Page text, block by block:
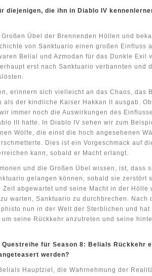
diejenigen, die ihn in Diablo IV
Übel der Brennenden Höllen und
von Sanktuario einen großen Einfluss
Belial und Azmodan für das Dunkle Exil
erst nach Sanktuario verbannten und
erinnern sich vielleicht an das Chaos, das
der kindliche Kaiser Hakkan II ausgab.
immer noch die Auswirkungen des
III hatte. In Diablo IV sehen wir zum
Wölfe, die einst die hoch angesehenen
Dies ist ein Vorgeschmack auf
kann, sobald er Macht erlangt.
und die Großen Übel wissen, ist, dass
gelangen können, sobald sie zerstört
abgewartet und seine Macht in der Hölle
warten, Sanktuario zu durchbrechen. Nach
nun in der Welt der Sterblichen und hat
seine Rückkehr anzutreten und seine
für Season 8: Belials Rückkehr
werden?
Hauptziel, die Wahrnehmung der